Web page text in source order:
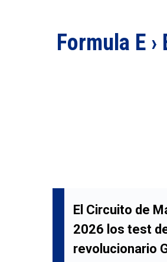
Formula E
El Circuito de
2026 los test
revolucionario